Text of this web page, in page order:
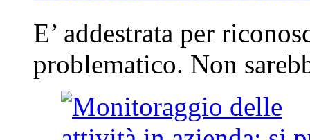
E’ addestrata per
problematico. Non